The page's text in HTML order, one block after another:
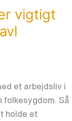
vigtigt
et arbejdsliv i
folkesygdom. Så
holde et